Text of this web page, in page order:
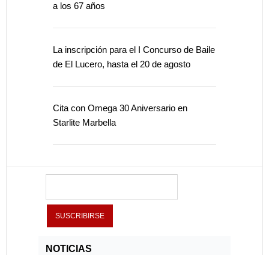
a los 67 años
La inscripción para el I Concurso de Baile
de El Lucero, hasta el 20 de agosto
Cita con Omega 30 Aniversario en
Starlite Marbella
NOTICIAS